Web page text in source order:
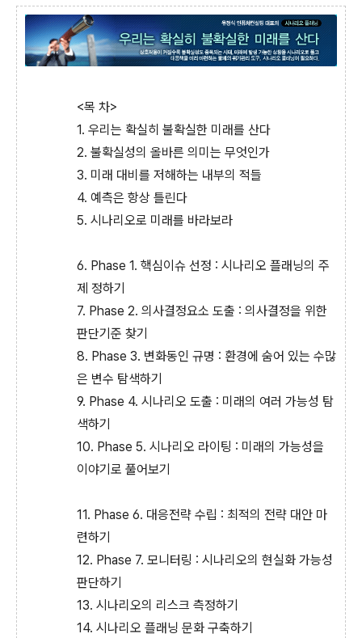
<목 차>
1. 우리는 확실히 불확실한 미래를 산다
2. 불확실성의 올바른 의미는 무엇인가
3. 미래 대비를 저해하는 내부의 적들
4. 예측은 항상 틀린다
5. 시나리오로 미래를 바라보라
6. Phase 1. 핵심이슈 선정 : 시나리오 플래닝의 주
제 정하기
7. Phase 2. 의사결정요소 도출 : 의사결정을 위한
판단기준 찾기
8. Phase 3. 변화동인 규명 : 환경에 숨어 있는 수많
은 변수 탐색하기
9. Phase 4. 시나리오 도출 : 미래의 여러 가능성 탐
색하기
10. Phase 5. 시나리오 라이팅 : 미래의 가능성을
이야기로 풀어보기
11. Phase 6. 대응전략 수립 : 최적의 전략 대안 마
련하기
12. Phase 7. 모니터링 : 시나리오의 현실화 가능성
판단하기
13. 시나리오의 리스크 측정하기
14. 시나리오 플래닝 문화 구축하기